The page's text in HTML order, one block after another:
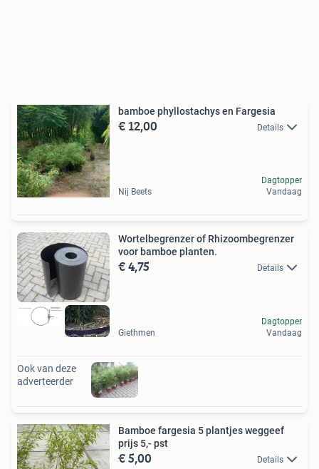
bamboe phyllostachys en Fargesia
€ 12,00 Details
Nij Beets
Dagtopper
Vandaag
Wortelbegrenzer of Rhizoombegrenzer
voor bamboe planten.
€ 4,75 Details
Giethmen
Dagtopper
Vandaag
Ook van deze
adverteerder
Bamboe fargesia 5 plantjes weggeef
prijs 5,- pst
€ 5,00 Details